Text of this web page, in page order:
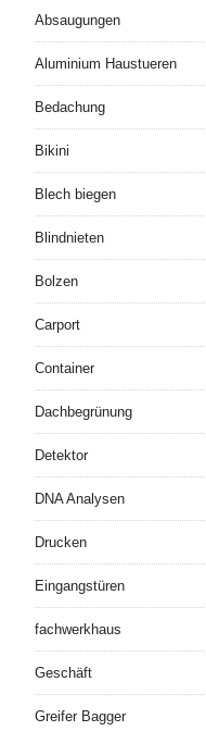
Absaugungen
Aluminium Haustueren
Bedachung
Bikini
Blech biegen
Blindnieten
Bolzen
Carport
Container
Dachbegrünung
Detektor
DNA Analysen
Drucken
Eingangstüren
fachwerkhaus
Geschäft
Greifer Bagger